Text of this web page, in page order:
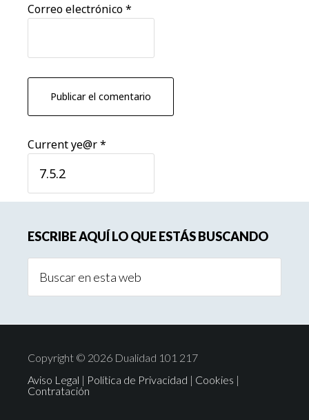
Correo electrónico*
Current ye@r*
lateral
principal
ESCRIBE AQUÍ LO QUE ESTÁS BUSCANDO
Copyright © 2026 Dualidad 101 217
Aviso Legal | Política de Privacidad | Cookies |
Contratación